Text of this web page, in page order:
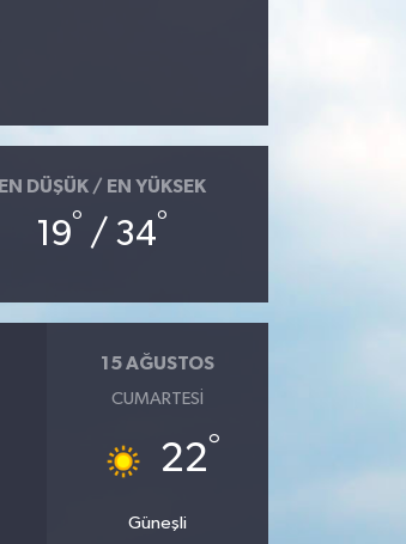
EN DÜŞÜK / EN YÜKSEK
19° / 34°
15 AĞUSTOS
CUMARTESI
22°
Güneşli